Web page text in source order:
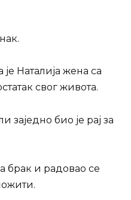
Наталија жена са
свог живота.
заједно био је рај за
брак и радовао се